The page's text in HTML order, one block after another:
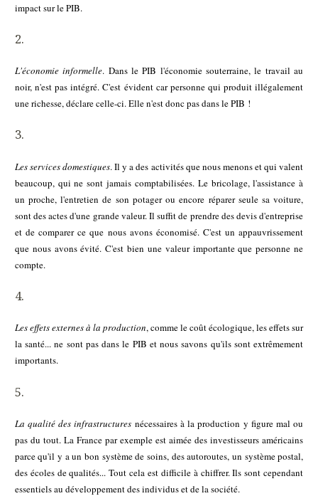
impact sur le PIB.
L'économie informelle. Dans le PIB l'économie souterraine, le travail au
noir, n'est pas intégré. C'est évident car personne qui produit illégalement
une richesse, déclare celle-ci. Elle n'est donc pas dans le PIB !
Les services domestiques. Il y a des activités que nous menons et qui valent
beaucoup, qui ne sont jamais comptabilisées. Le bricolage, l'assistance à
un proche, l'entretien de son potager ou encore réparer seule sa voiture,
sont des actes d'une grande valeur. Il suffit de prendre des devis d'entreprise
et de comparer ce que nous avons économisé. C'est un appauvrissement
que nous avons évité. C'est bien une valeur importante que personne ne
compte.
Les effets externes à la production, comme le coût écologique, les effets sur
la santé... ne sont pas dans le PIB et nous savons qu'ils sont extrêmement
importants.
La qualité des infrastructures nécessaires à la production y figure mal ou
pas du tout. La France par exemple est aimée des investisseurs américains
parce qu'il y a un bon système de soins, des autoroutes, un système postal,
des écoles de qualités... Tout cela est difficile à chiffrer. Ils sont cependant
essentiels au développement des individus et de la société.